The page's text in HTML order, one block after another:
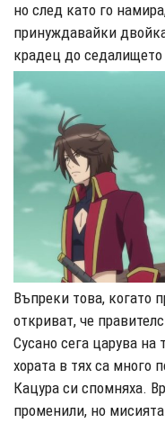
но след като го
принуждавайки
крадец до седалището
Въпреки това, когато
откриват, че
Сусано сега царува на
хората в тях са много
Кацура си спомняха.
променили, но